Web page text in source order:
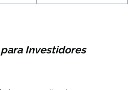
Investidores